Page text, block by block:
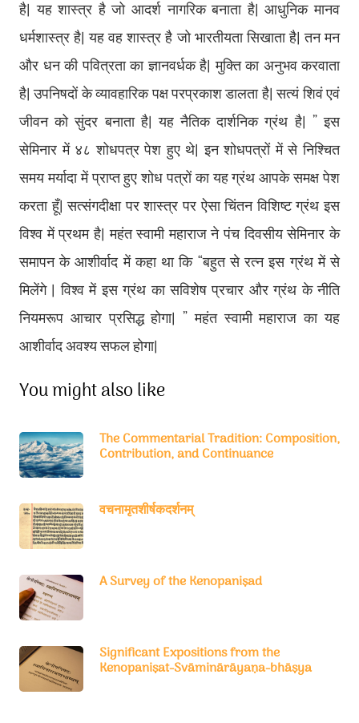
है। यह शास्त्र है जो आदर्श नागरिक बनाता है। आधुनिक मानव
धर्मशास्त्र है। यह वह शास्त्र है जो भारतीयता सिखाता है। तन मन
और धन की पवित्रता का ज्ञानवर्धक है। मुक्ति का अनुभव करवाता
है। उपनिषदों के व्यावहारिक पक्ष परप्रकाश डालता है। सत्यं शिवं एवं
जीवन को सुंदर बनाता है। यह नैतिक दार्शनिक ग्रंथ है। ” इस
सेमिनार में ४८ शोधपत्र पेश हुए थे। इन शोधपत्रों में से निश्चित
समय मर्यादा में प्राप्त हुए शोध पत्रों का यह ग्रंथ आपके समक्ष पेश
करता हूँ। सत्संगदीक्षा पर शास्त्र पर ऐसा चिंतन विशिष्ट ग्रंथ इस
विश्व में प्रथम है। महंत स्वामी महाराज ने पंच दिवसीय सेमिनार के
समापन के आशीर्वाद में कहा था कि “बहुत से रत्न इस ग्रंथ में से
मिलेंगे । विश्व में इस ग्रंथ का सविशेष प्रचार और ग्रंथ के नीति
नियमरूप आचार प्रसिद्ध होगा। ” महंत स्वामी महाराज का यह
आशीर्वाद अवश्य सफल होगा।
You might also like
The Commentarial Tradition: Composition,
Contribution, and Continuance
वचनामृतशीर्षकदर्शनम्
A Survey of the Kenopaniṣad
Significant Expositions from the
Kenopaniṣat-Svāminārāyaṇa-bhāṣya